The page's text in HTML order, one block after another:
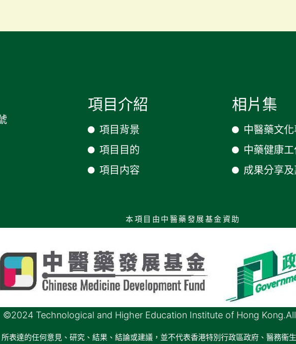
項目介紹
項目背景
項目目的
項目内容
相片集
中醫藥文
中藥健康
成果分享
本項目由中醫藥發展基金資助
©2024 Technological and Higher Education Institute of Hong
表達的任何意見、研究、結果、結論或建議，並不代表香港特別行政區政府、醫務衞